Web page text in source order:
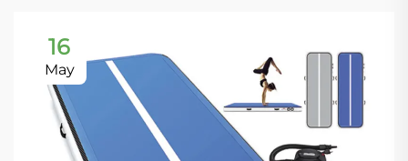
16
May